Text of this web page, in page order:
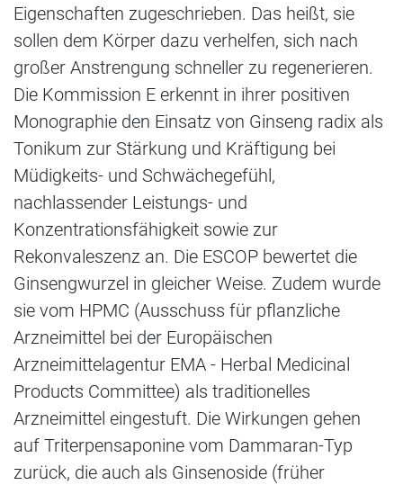
Eigenschaften zugeschrieben. Das heißt, sie
sollen dem Körper dazu verhelfen, sich nach
großer Anstrengung schneller zu regenerieren.
Die Kommission E erkennt in ihrer positiven
Monographie den Einsatz von Ginseng radix als
Tonikum zur Stärkung und Kräftigung bei
Müdigkeits- und Schwächegefühl,
nachlassender Leistungs- und
Konzentrationsfähigkeit sowie zur
Rekonvaleszenz an. Die ESCOP bewertet die
Ginsengwurzel in gleicher Weise. Zudem wurde
sie vom HPMC (Ausschuss für pflanzliche
Arzneimittel bei der Europäischen
Arzneimittelagentur EMA - Herbal Medicinal
Products Committee) als traditionelles
Arzneimittel eingestuft. Die Wirkungen gehen
auf Triterpensaponine vom Dammaran-Typ
zurück, die auch als Ginsenoside (früher